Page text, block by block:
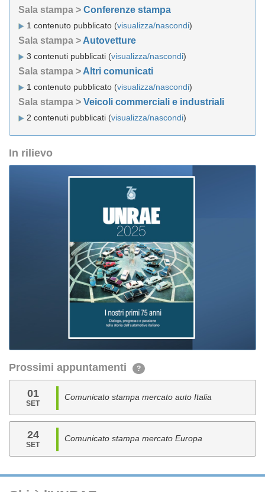
Sala stampa > Conferenze stampa
1 contenuto pubblicato (visualizza/nascondi)
Sala stampa > Autovetture
3 contenuti pubblicati (visualizza/nascondi)
Sala stampa > Altri comunicati
1 contenuto pubblicato (visualizza/nascondi)
Sala stampa > Veicoli commerciali e industriali
2 contenuti pubblicati (visualizza/nascondi)
In rilievo
Prossimi appuntamenti ?
01
SET
Comunicato stampa mercato auto Italia
24
SET
Comunicato stampa mercato Europa